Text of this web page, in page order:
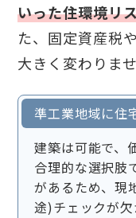
いった住環境リ
た、固定資産税
大きく変わりませ
準工業地域に住
建築は可能で、
合理的な選択肢
があるため、現
途)チェックが欠